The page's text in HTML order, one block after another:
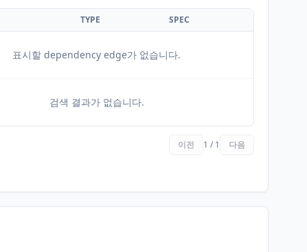
TYPE SPEC
표시할 dependency edge가 없습니다.
검색 결과가 없습니다.
이전 1 / 1 다음